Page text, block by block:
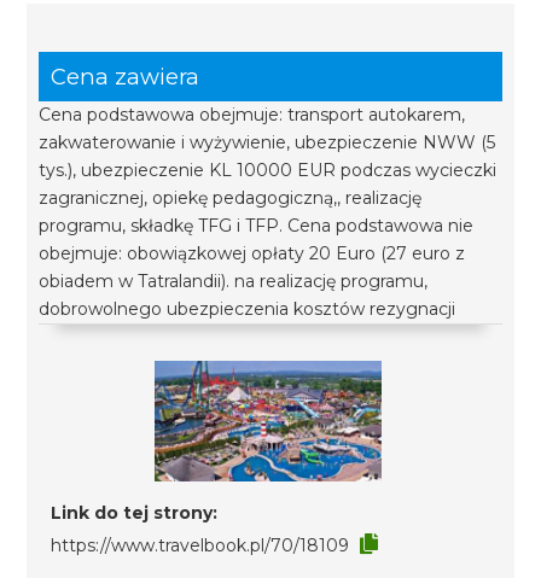
Cena zawiera
Cena podstawowa obejmuje: transport autokarem,
zakwaterowanie i wyżywienie, ubezpieczenie NWW (5
tys.), ubezpieczenie KL 10000 EUR podczas wycieczki
zagranicznej, opiekę pedagogiczną,, realizację
programu, składkę TFG i TFP. Cena podstawowa nie
obejmuje: obowiązkowej opłaty 20 Euro (27 euro z
obiadem w Tatralandii). na realizację programu,
dobrowolnego ubezpieczenia kosztów rezygnacji
Link do tej strony:
https://www.travelbook.pl/70/18109